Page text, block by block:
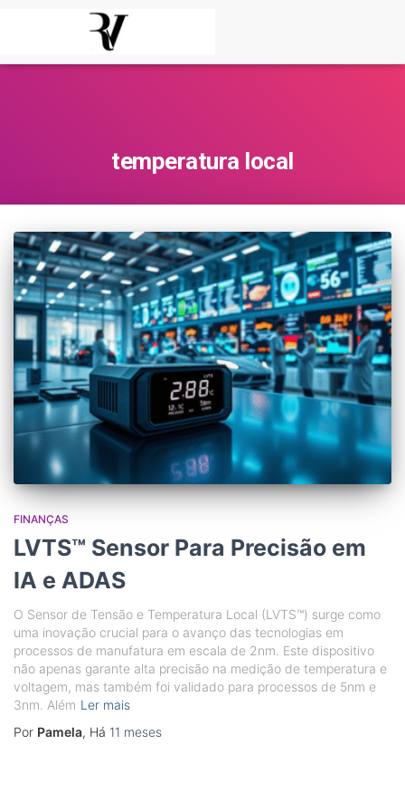
temperatura local
FINANÇAS
LVTS™ Sensor Para Precisão em
IA e ADAS
O Sensor de Tensão e Temperatura Local (LVTS™) surge como
uma inovação crucial para o avanço das tecnologias em
processos de manufatura em escala de 2nm. Este dispositivo
não apenas garante alta precisão na medição de temperatura e
voltagem, mas também foi validado para processos de 5nm e
3nm. Além Ler mais
Por Pamela, Há 11 meses